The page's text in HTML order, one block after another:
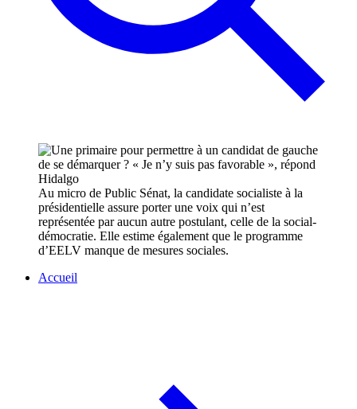
Au micro de Public Sénat, la candidate socialiste à la
présidentielle assure porter une voix qui n’est
représentée par aucun autre postulant, celle de la social-
démocratie. Elle estime également que le programme
d’EELV manque de mesures sociales.
Accueil